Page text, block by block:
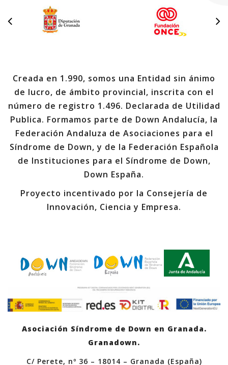
Creada en 1.990, somos una Entidad sin ánimo
de lucro, de ámbito provincial, inscrita con el
número de registro 1.496. Declarada de Utilidad
Publica. Formamos parte de Down Andalucía, la
Federación Andaluza de Asociaciones para el
Síndrome de Down, y de la Federación Española
de Instituciones para el Síndrome de Down,
Down España.
Proyecto incentivado por la Consejería de
Innovación, Ciencia y Empresa.
Asociación Síndrome de Down en Granada.
Granadown.
C/ Perete, nº 36 – 18014 – Granada (España)